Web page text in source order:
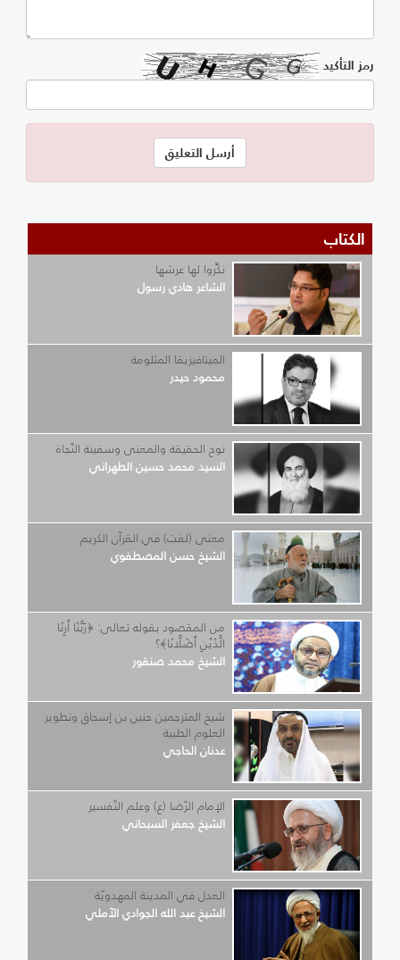
رمز التأكيد
الكتاب
نكِّروا لها عرشها
الشاعر هادي رسول
الميتافيزيقا المثلومة
محمود حيدر
نوح الحقيقة والمعنى وسفينة النّجاة
السيد محمد حسين الطهراني
معنى (لفت) في القرآن الكريم
الشيخ حسن المصطفوي
من المقصود بقوله تعالى: ﴿رَبَّنَا أَرِنَا
الَّذَيْنِ أَضَلَّانَا﴾؟
الشيخ محمد صنقور
شيخ المترجمين حنين بن إسحاق وتطوير
العلوم الطبية
عدنان الحاجي
الإمام الرّضا (ع) وعلم التّفسير
الشيخ جعفر السبحاني
العدل في المدينة المهدويّة
الشيخ عبد الله الجوادي الآملي